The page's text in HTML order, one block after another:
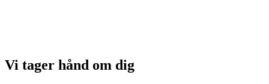
Vi tager hånd om dig